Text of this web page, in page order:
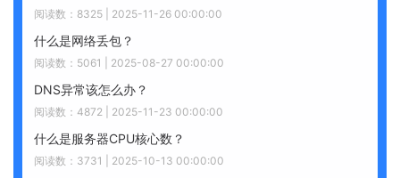
阅读数：8325 | 2025-11-26 00:00:00
什么是网络丢包？
阅读数：5061 | 2025-08-27 00:00:00
DNS异常该怎么办？
阅读数：4872 | 2025-11-23 00:00:00
什么是服务器CPU核心数？
阅读数：3731 | 2025-10-13 00:00:00